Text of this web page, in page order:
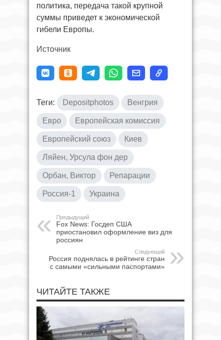
политика, передача такой крупной
суммы приведет к экономической
гибели Европы.
Источник
Теги: Depositphotos Венгрия
Евро Европейская комиссия
Европейский союз Киев
Ляйен, Урсула фон дер
Орбан, Виктор Репарации
Россия-1 Украина
Предыдущий
Fox News: Госдеп США
приостановил оформление виз для
россиян
Следующий
Россия поднялась в рейтинге стран
с самыми «сильными паспортами»
ЧИТАЙТЕ ТАКЖЕ